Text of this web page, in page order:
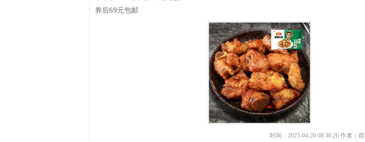
券后69元包邮
时间：2025-04-20 08:30:26 作者：群
淘宝优惠券+淘宝返利